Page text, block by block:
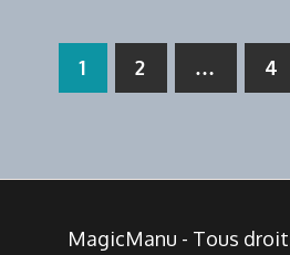
Pagination
1 2 … 4
MagicManu - Tous